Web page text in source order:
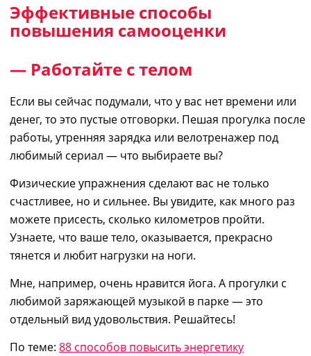
Эффективные способы
повышения самооценки
— Работайте с телом
Если вы сейчас подумали, что у вас нет времени или
денег, то это пустые отговорки. Пешая прогулка после
работы, утренняя зарядка или велотренажер под
любимый сериал ― что выбираете вы?
Физическиеупражнения сделают вас не только
счастливее, но и сильнее. Вы увидите, как много раз
можете присесть, сколько километров пройти.
Узнаете, что ваше тело, оказывается, прекрасно
тянется и любит нагрузки на ноги.
Мне, например, очень нравится йога. А прогулки с
любимой заряжающей музыкой в парке — это
отдельный вид удовольствия. Решайтесь!
По теме: 88 способов повысить энергетику